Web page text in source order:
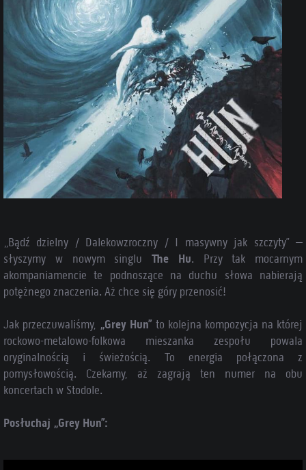
„Bądź dzielny / Dalekowzroczny / I masywny jak szczyty” –
słyszymy w nowym singlu The Hu. Przy tak mocarnym
akompaniamencie te podnoszące na duchu słowa nabierają
potężnego znaczenia. Aż chce się góry przenosić!
Jak przeczuwaliśmy, „Grey Hun” to kolejna kompozycja na której
rockowo-metalowo-folkowa mieszanka zespołu powala
oryginalnością i świeżością. To energia połączona z
pomysłowością. Czekamy, aż zagrają ten numer na obu
koncertach w Stodole.
Posłuchaj „Grey Hun”: